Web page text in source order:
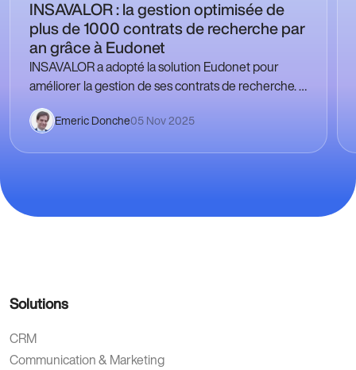
INSAVALOR : la gestion optimisée de
plus de 1000 contrats de recherche par
an grâce à Eudonet
INSAVALOR a adopté la solution Eudonet pour
améliorer la gestion de ses contrats de recherche. À
propos d’INSAVALOR INSAVALOR est la filiale de
Recherche…
Emeric Donche05 Nov 2025
Solutions
CRM
Communication & Marketing